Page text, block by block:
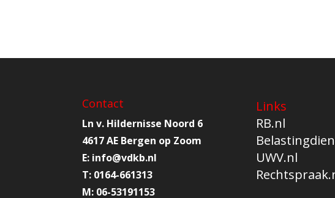
Contact
Ln v. Hildernisse Noord 6
4617 AE Bergen op Zoom
E: info@vdkb.nl
T: 0164-661313
M: 06-53191153
Links
RB.nl
UWV.nl